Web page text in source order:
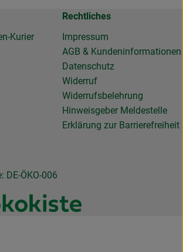
Kurier
Rechtliches
Impressum
AGB & Kundeninformationen
Datenschutz
Widerruf
Widerrufsbelehrung
Hinweisgeber Meldestelle
Erklärung zur Barrierefreiheit
wissen/geld-
DE-ÖKO-006
zu /_Resources/Persistent/7/b/6/4/